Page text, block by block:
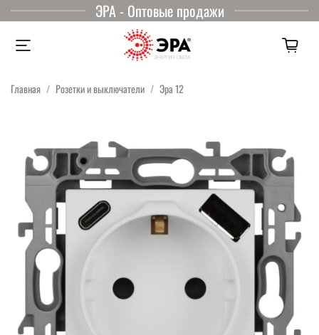
ЭРА - Оптовые продажи
Главная Розетки и выключатели Эра 12